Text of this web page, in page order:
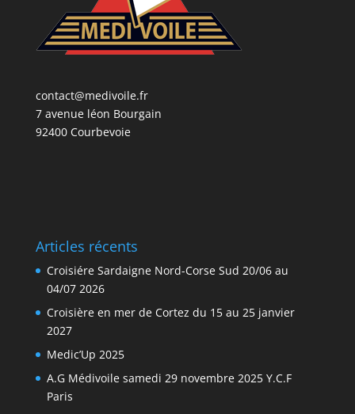
contact@medivoile.fr
7 avenue léon Bourgain
92400 Courbevoie
Articles récents
Croisiére Sardaigne Nord-Corse Sud 20/06 au
04/07 2026
Croisière en mer de Cortez du 15 au 25 janvier
2027
Medic’Up 2025
A.G Médivoile samedi 29 novembre 2025 Y.C.F
Paris